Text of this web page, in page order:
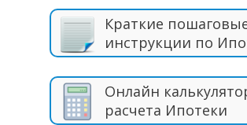
Краткие
инструкции по
Онлайн
расчета Ипотеки